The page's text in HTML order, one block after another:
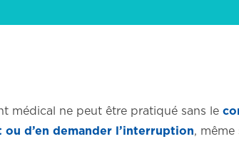
médical ne peut être pratiqué sans le
d’en demander l’interruption, même